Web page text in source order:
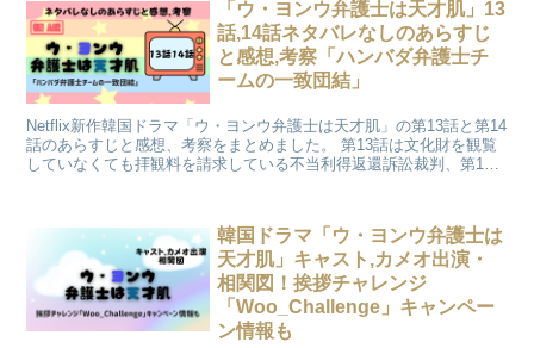
「ウ・ヨンウ弁護士は天才肌」13
話,14話ネタバレなしのあらすじ
と感想,考察「ハンバダ弁護士チ
ームの一致団結」
Netflix新作韓国ドラマ「ウ・ヨンウ弁護士は天才肌」の第13話と第14
話のあらすじと感想、考察をまとめました。 第13話は文化財を観覧
していなくても拝観料を請求している不当利得返還訴訟裁判、第14
韓国ドラマ「ウ・ヨンウ弁護士は
天才肌」キャスト,カメオ出演・
相関図！挨拶チャレンジ
「Woo_Challenge」キャンペー
ン情報も